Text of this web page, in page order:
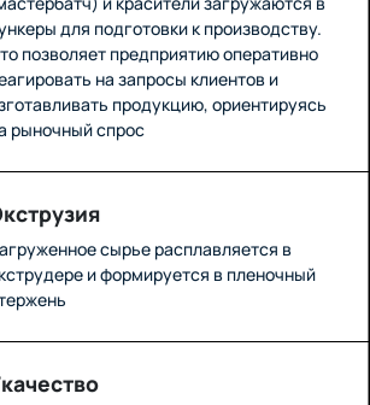
для подготовки к производству.
позволяет предприятию оперативно
на запросы клиентов и
продукцию, ориентируясь
рыночный спрос
сырье расплавляется в
и формируется в пленочный